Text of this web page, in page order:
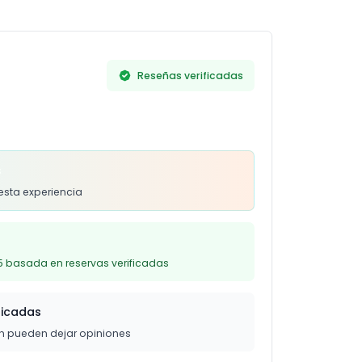
Reseñas verificadas
experiencia
en reservas verificadas
pueden dejar opiniones